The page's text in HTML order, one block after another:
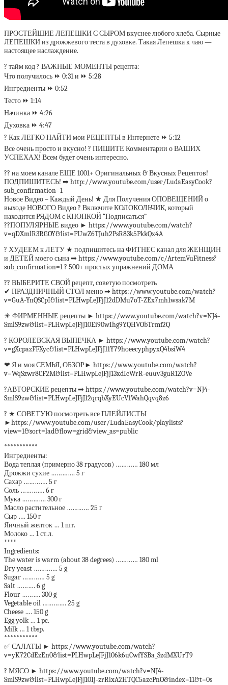
ПРОСТЕЙШИЕ ЛЕПЕШКИ С СЫРОМ вкуснее любого хлеба. Сырные
ЛЕПЕШКИ из дрожжевого теста в духовке. Такая Лепешка к чаю —
настоящее наслаждение.
? тайм код ? ВАЖНЫЕ МОМЕНТЫ рецепта:
Что получилось ⏩ 0:31 и ⏩ 5:28
Ингредиенты ⏩ 0:52
Тесто ⏩ 1:14
Начинка ⏩ 4:26
Духовка ⏩ 4:47
? Как ЛЕГКО НАЙТИ мои РЕЦЕПТЫ в Интернете ⏩ 5:12
Все очень просто и вкусно! ? ПИШИТЕ Комментарии о ВАШИХ
УСПЕХАХ! Всем будет очень интересно.
?? на моем канале ЕЩЕ 1001+ Оригинальных & Вкусных Рецептов!
ПОДПИШИТЕСЬ! ➡ http://www.youtube.com/user/LudaEasyCook?
sub_confirmation=1
Новое Видео – Каждый День! ★ Для Получения ОПОВЕЩЕНИЙ о
выходе НОВОГО Видео ? Включите КОЛОКОЛЬЧИК, который
находится РЯДОМ с КНОПКОЙ “Подписаться”
??ПОПУЛЯРНЫЕ видео ► https://www.youtube.com/watch?
v=qDXmlR3RGOY&list=PUwZ6TJuh2PsR83k5PkkQx4A
? ХУДЕЕМ к ЛЕТУ ★ подпишитесь на ФИТНЕС канал для ЖЕНЩИН
и ДЕТЕЙ моего сына ➡ https://www.youtube.com/c/ArtemVuFitness?
sub_confirmation=1 ? 500+ простых упражнений ДОМА
?? ВЫБЕРИТЕ СВОЙ рецепт, советую посмотреть
✔ ПРАЗДНИЧНЫЙ СТОЛ меню ➡ https://www.youtube.com/watch?
v=GuA-YnQSCpI&list=PLHwpLeJFjJ12dDMu7oT-ZEx7mh1wsak7M
☀ ФИРМЕННЫЕ рецепты ► https://www.youtube.com/watch?v=NJ4-
SmlS9zw&list=PLHwpLeJFjJ10Ei90wIhg9YQHVObTrmf2Q
? КОРОЛЕВСКАЯ ВЫПЕЧКА ► https://www.youtube.com/watch?
v=gXcpazFFXyc&list=PLHwpLeJFjJ11Y79hoeecyphpyxQ4bsiW4
❤ Я и моя СЕМЬЯ, ОБЗОР► https://www.youtube.com/watch?
v=WqSzwr8CF2M&list=PLHwpLeJFjJ13xdIcWrR-euuv3guR1ZOVe
?АВТОРСКИЕ рецепты ➡ https://www.youtube.com/watch?v=NJ4-
SmlS9zw&list=PLHwpLeJFjJ12qrqbXyEUcV1WahQqvq8z6
? ★ СОВЕТУЮ посмотреть все ПЛЕЙЛИСТЫ
►https://www.youtube.com/user/LudaEasyCook/playlists?
view=1&sort=lad&flow=grid&view_as=public
***********
Ингредиенты:
Вода теплая (примерно 38 градусов) ………… 180 мл
Дрожжи сухие …………. 5 г
Сахар …………. 5 г
Соль …………. 6 г
Мука …………. 300 г
Масло растительное ………… 25 г
Сыр …. 150 г
Яичный желток … 1 шт.
Молоко … 1 ст.л.
****
Ingredients:
The water is warm (about 38 degrees) ………… 180 ml
Dry yeast …………. 5 g
Sugar ………… 5 g
Salt ………. 6 g
Flour ………. 300 g
Vegetable oil …………. 25 g
Cheese …. 150 g
Egg yolk … 1 pc.
Milk … 1 tbsp.
***********
✅ САЛАТЫ ► https://www.youtube.com/watch?
v=yK72CdEzEn0&list=PLHwpLeJFjJ106k6uCwfYSBa_SzdMXUrT9
? МЯСО ► https://www.youtube.com/watch?v=NJ4-
SmlS9zw&list=PLHwpLeJFjJ10Ij-zrRixA2HTQC5azcPnO&index=11&t=0s